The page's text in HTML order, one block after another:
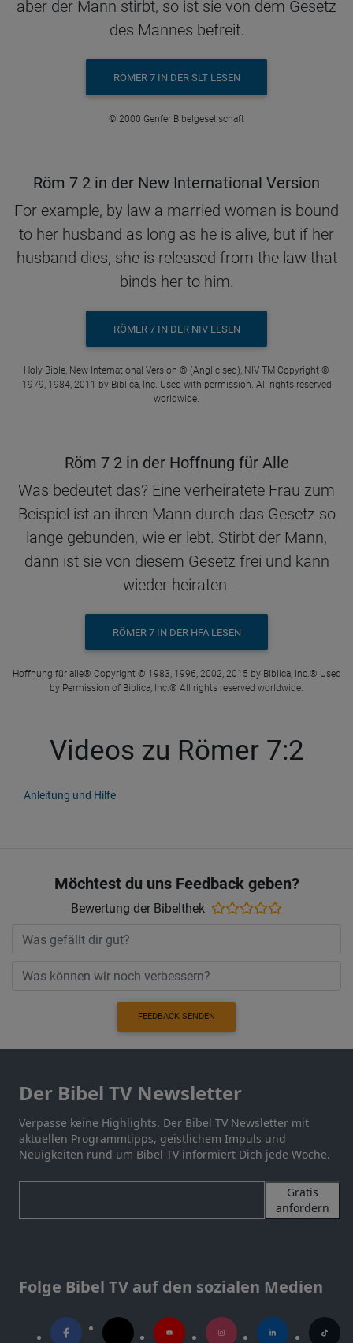
aber der Mann stirbt, so ist sie von dem Gesetz
des Mannes befreit.
RÖMER 7 IN DER SLT LESEN
© 2000 Genfer Bibelgesellschaft
Röm 7 2 in der New International Version
For example, by law a married woman is bound
to her husband as long as he is alive, but if her
husband dies, she is released from the law that
binds her to him.
RÖMER 7 IN DER NIV LESEN
Holy Bible, New International Version ® (Anglicised), NIV TM Copyright ©
1979, 1984, 2011 by Biblica, Inc. Used with permission. All rights reserved
worldwide.
Röm 7 2 in der Hoffnung für Alle
Was bedeutet das? Eine verheiratete Frau zum
Beispiel ist an ihren Mann durch das Gesetz so
lange gebunden, wie er lebt. Stirbt der Mann,
dann ist sie von diesem Gesetz frei und kann
wieder heiraten.
RÖMER 7 IN DER HFA LESEN
Hoffnung für alle® Copyright © 1983, 1996, 2002, 2015 by Biblica, Inc.® Used
by Permission of Biblica, Inc.® All rights reserved worldwide.
Videos zu Römer 7:2
Anleitung und Hilfe
Möchtest du uns Feedback geben?
Bewertung der Bibelthek
FEEDBACK SENDEN
Der Bibel TV Newsletter
Verpasse keine Highlights. Der Bibel TV Newsletter mit
aktuellen Programmtipps, geistlichem Impuls und
Neuigkeiten rund um Bibel TV informiert Dich jede Woche.
Gratis
anfordern
Folge Bibel TV auf den sozialen Medien